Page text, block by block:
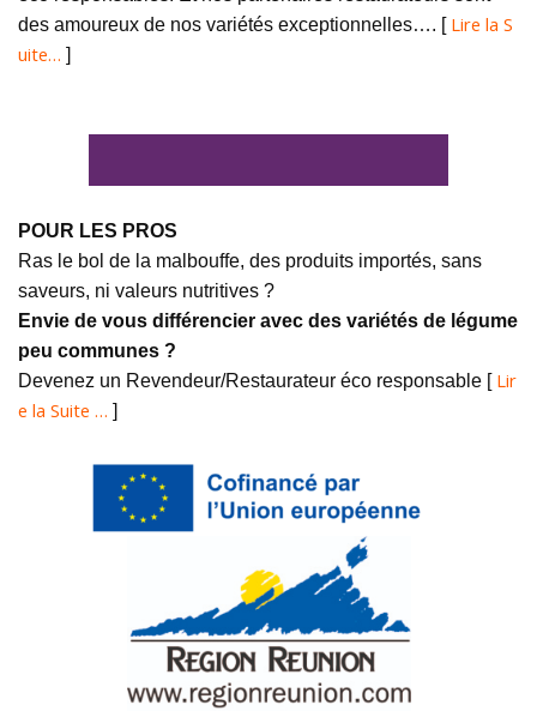
des amoureux de nos variétés exceptionnelles…. [ Lire la S
uite… ]
POUR LES PROS
Ras le bol de la malbouffe, des produits importés, sans
saveurs, ni valeurs nutritives ?
Envie de vous différencier avec des variétés de légume
peu communes ?
Devenez un Revendeur/Restaurateur éco responsable [ Lir
e la Suite … ]